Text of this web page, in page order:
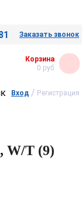
Заказать звонок
Корзина
0 руб
Вход / Регистрация
W/T (9)